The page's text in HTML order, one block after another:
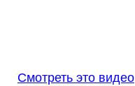
Смотреть это видео